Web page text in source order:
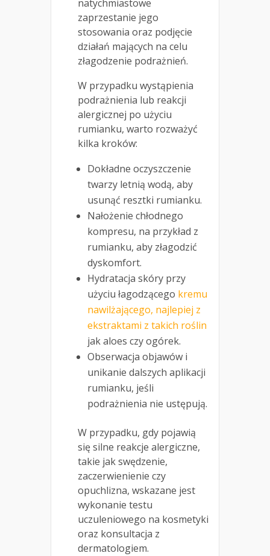
natychmiastowe
zaprzestanie jego
stosowania oraz podjęcie
działań mających na celu
złagodzenie podrażnień.
W przypadku wystąpienia
podrażnienia lub reakcji
alergicznej po użyciu
rumianku, warto rozważyć
kilka kroków:
Dokładne oczyszczenie
twarzy letnią wodą, aby
usunąć resztki rumianku.
Nałożenie chłodnego
kompresu, na przykład z
rumianku, aby złagodzić
dyskomfort.
Hydratacja skóry przy
użyciu łagodzącego kremu
nawilżającego, najlepiej z
ekstraktami z takich roślin
jak aloes czy ogórek.
Obserwacja objawów i
unikanie dalszych aplikacji
rumianku, jeśli
podrażnienia nie ustępują.
W przypadku, gdy pojawią
się silne reakcje alergiczne,
takie jak swędzenie,
zaczerwienienie czy
opuchlizna, wskazane jest
wykonanie testu
uczuleniowego na kosmetyki
oraz konsultacja z
dermatologiem.